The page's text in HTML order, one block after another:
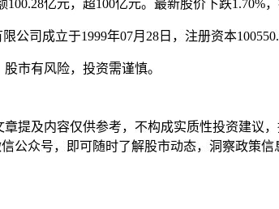
亿元，超100亿元。最新股价下跌1.70%
公司成立于1999年07月28日，注册资本
市有风险，投资需谨慎。
提及内容仅供参考，不构成实质性投资建议
公众号，即可随时了解股市动态，洞察政策信